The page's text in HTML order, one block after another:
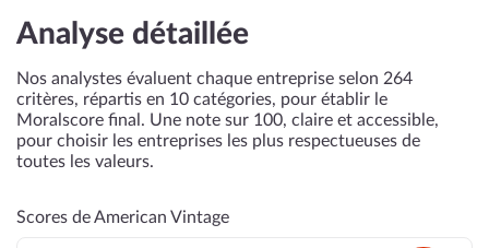
Analyse détaillée
Nos analystes évaluent chaque entreprise selon 264
critères, répartis en 10 catégories, pour établir le
Moralscore final. Une note sur 100, claire et accessible,
pour choisir les entreprises les plus respectueuses de
toutes les valeurs.
Scores de American Vintage